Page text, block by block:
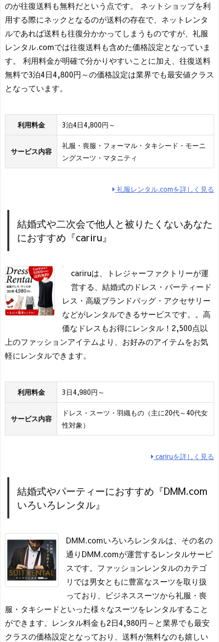
のが往復送料も無料だという点です。 ネットショップを利
用する際にネックとなるのが送料の存在で、ネットレンタ
ルであれば送料も往復分かかってしまうものですが、礼服
レンタル.comでは往復送料も含めた価格設定となっていま
す。 利用料金が明確で分かりやすいことに加え、往復送料
無料で3泊4日4,800円～の価格設定は業界でも最安値クラス
となっています。
利用料金 3泊4日4,800円～
サービス内容
礼服・喪服・フォーマル・タキシード・モーニ
ングスーツ・マタニティ
礼服レンタル.comを詳しく見る
結婚式や二次会で他人と被りたくないあなた
におすすめ『cariru』
cariruは、トレジャーファクトリーが運
営する、結婚式のドレス・パーティード
レス・高級ブランドバッグ・アクセサリー
などがレンタルできるサービスです。。高
価なドレスもお得にレンタル！2,500点以
上のファッションアイテムより、お好みのアイテムをお気
軽にレンタルできます。
利用料金 3日4,980円～
サービス内容
ドレス・スーツ・羽織もの（主に20代～40代女
性対象）
cariruを詳しく見る
結婚式やパーティーにおすすめ『DMM.com
いろいろレンタル』
DMM.comいろいろレンタルは、その名の
通りDMM.comが運営するレンタルサービ
スです。ファッションレンタルのカテゴ
リでは男女ともに豊富なスーツを取り扱
っており、ビジネススーツから礼服・喪
服・タキシードといった様々なスーツをレンタルすること
ができます。レンタル料金も2日4,980円～と業界でも最安
クラスの価格設定となっており、送料が無料なのも嬉しい